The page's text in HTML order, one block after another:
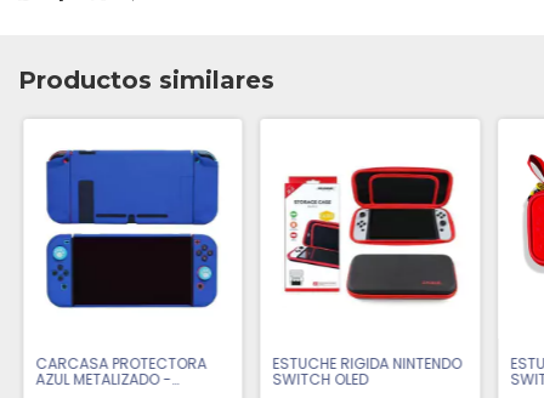
Productos similares
CARCASA PROTECTORA
AZUL METALIZADO -
ESTUCHE RIGIDA NINTENDO
SWITCH OLED